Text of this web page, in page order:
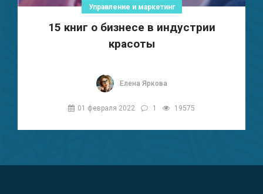
Управление и маркетинг
15 книг о бизнесе в индустрии
красоты
Елена Яркова
01 февраля 2022 1 19575